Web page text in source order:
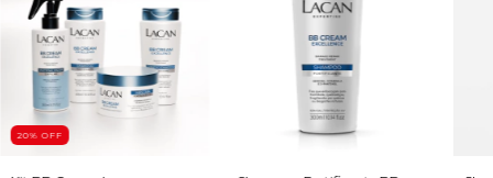
20% OFF